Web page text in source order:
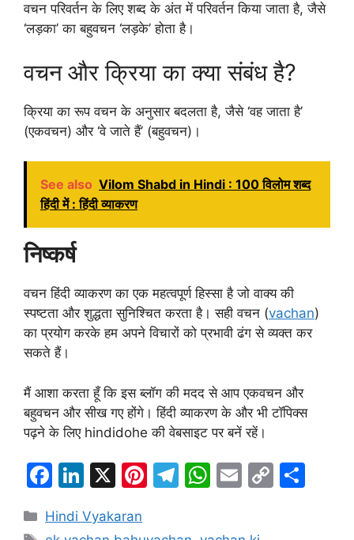
वचन परिवर्तन के लिए शब्द के अंत में परिवर्तन किया जाता है, जैसे
‘लड़का’ का बहुवचन ‘लड़के’ होता है।
वचन और क्रिया का क्या संबंध है?
क्रिया का रूप वचन के अनुसार बदलता है, जैसे ‘वह जाता है’
(एकवचन) और ‘वे जाते हैं’ (बहुवचन)।
See also Vilom Shabd in Hindi : 100 विलोम शब्द
हिंदी में : हिंदी व्याकरण
निष्कर्ष
वचन हिंदी व्याकरण का एक महत्वपूर्ण हिस्सा है जो वाक्य की
स्पष्टता और शुद्धता सुनिश्चित करता है। सही वचन (vachan)
का प्रयोग करके हम अपने विचारों को प्रभावी ढंग से व्यक्त कर
सकते हैं।
मैं आशा करता हूँ कि इस ब्लॉग की मदद से आप एकवचन और
बहुवचन और सीख गए होंगे। हिंदी व्याकरण के और भी टॉपिक्स
पढ़ने के लिए hindidohe की वेबसाइट पर बनें रहें।
F
c
Li
k
X
Pi T
W E
C
Categories
Hindi Vyakaran